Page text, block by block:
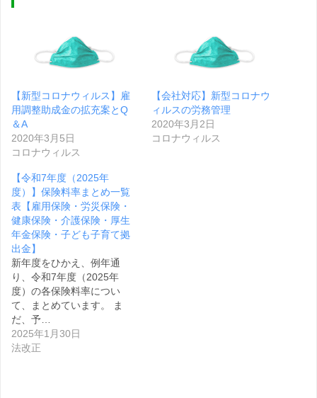
【新型コロナウィルス】雇
用調整助成金の拡充案とQ
＆A
2020年3月5日
コロナウィルス
【会社対応】新型コロナウ
ィルスの労務管理
2020年3月2日
コロナウィルス
【令和7年度（2025年
度）】保険料率まとめ一覧
表【雇用保険・労災保険・
健康保険・介護保険・厚生
年金保険・子ども子育て拠
出金】
新年度をひかえ、例年通
り、令和7年度（2025年
度）の各保険料率につい
て、まとめています。 ま
だ、予…
2025年1月30日
法改正